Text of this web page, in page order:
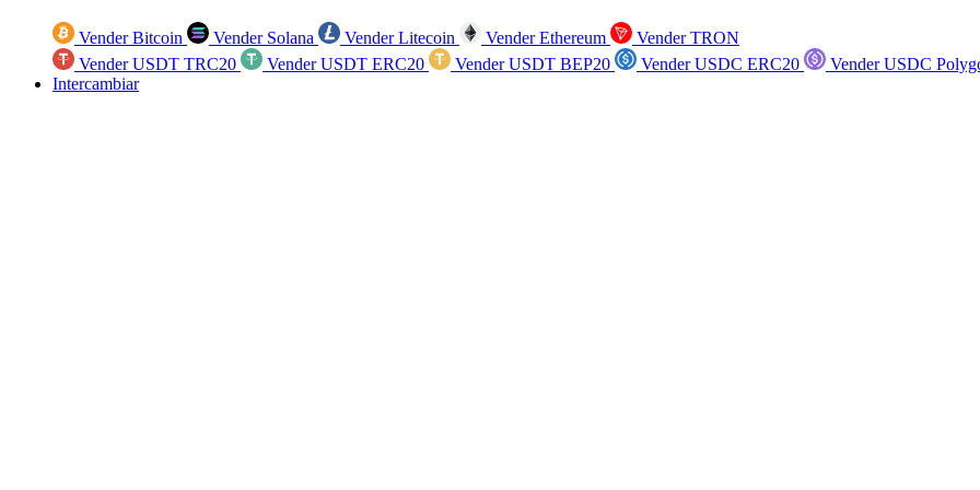
Vender Bitcoin Vender Solana Vender Litecoin Vender Ethereum
Vender TRON
Vender USDT TRC20
Vender USDT ERC20 Vender USDT BEP20 Vender USDC ERC20
Vender USDC
Intercambiar